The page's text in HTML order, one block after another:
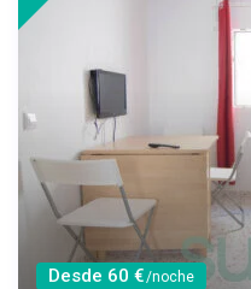
Desde 60 €/noche